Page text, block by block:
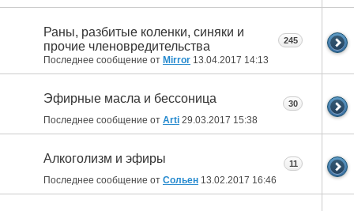
Раны, разбитые коленки, синяки и
прочие членовредительства
Последнее сообщение от Mirror 13.04.2017 14:13
245
Эфирные масла и бессоница
Последнее сообщение от Arti 29.03.2017 15:38
30
Алкоголизм и эфиры
Последнее сообщение от Сольен 13.02.2017 16:46
11